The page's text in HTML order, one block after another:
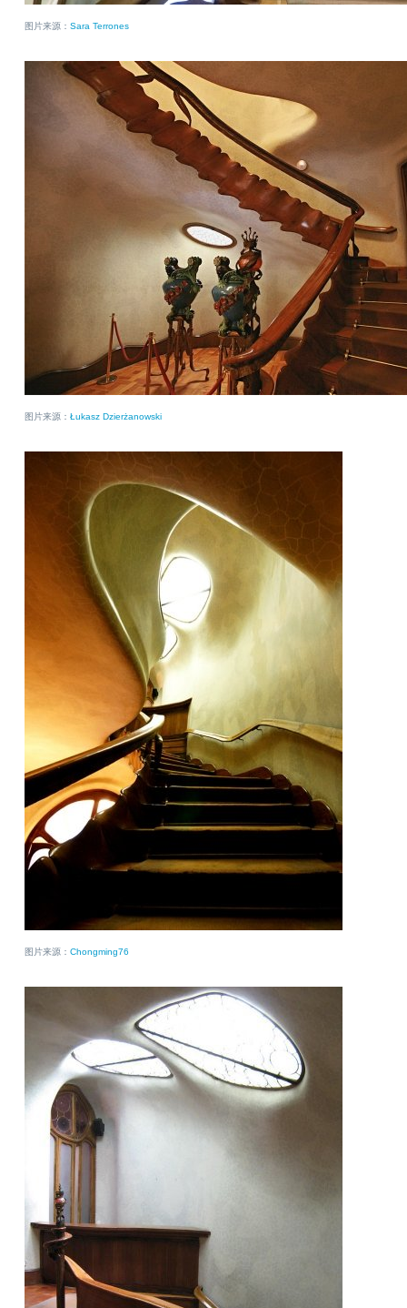
图片来源： Sara Terrones
图片来源： Łukasz Dzierżanowski
图片来源： Chongming76